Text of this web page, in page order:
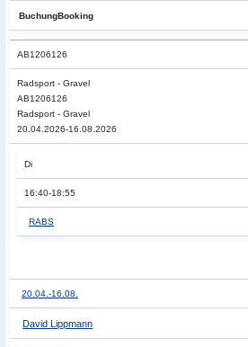
BuchungBooking
AB1206126
Radsport - Gravel
AB1206126
Radsport - Gravel
20.04.2026-16.08.2026
Di
16:40-18:55
RABS
20.04.-16.08.
David Lippmann